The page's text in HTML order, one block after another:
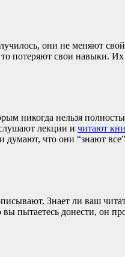
они не меняют
потеряют свои навыки. Их
никогда нельзя
лекции и читают
думают, что они “знают
Знает ли ваш
вы пытаетесь донести, он